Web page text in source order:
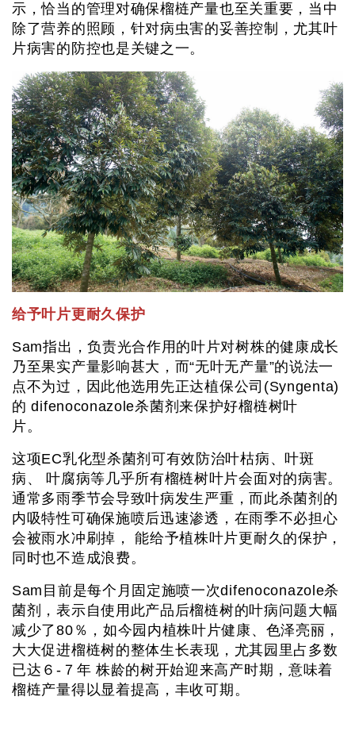
示，恰当的管理对确保榴梿产量也至关重要，当中
除了营养的照顾，针对病虫害的妥善控制，尤其叶
片病害的防控也是关键之一。
给予叶片更耐久保护
Sam指出，负责光合作用的叶片对树株的健康成长
乃至果实产量影响甚大，而“无叶无产量”的说法一
点不为过，因此他选用先正达植保公司(Syngenta)
的 difenoconazole杀菌剂来保护好榴梿树叶
片。
这项EC乳化型杀菌剂可有效防治叶枯病、叶斑
病、 叶腐病等几乎所有榴梿树叶片会面对的病害。
通常多雨季节会导致叶病发生严重，而此杀菌剂的
内吸特性可确保施喷后迅速渗透，在雨季不必担心
会被雨水冲刷掉， 能给予植株叶片更耐久的保护，
同时也不造成浪费。
Sam目前是每个月固定施喷一次difenoconazole杀
菌剂，表示自使用此产品后榴梿树的叶病问题大幅
减少了80％，如今园内植株叶片健康、色泽亮丽，
大大促进榴梿树的整体生长表现，尤其园里占多数
已达６-７年 株龄的树开始迎来高产时期，意味着
榴梿产量得以显着提高，丰收可期。